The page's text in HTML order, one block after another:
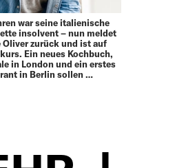
war seine italienische
insolvent – nun meldet
Oliver zurück und ist auf
Ein neues Kochbuch,
in London und ein erstes
in Berlin sollen …